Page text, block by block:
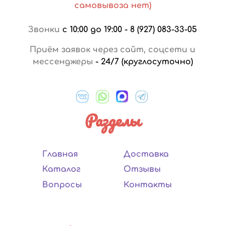
самовывоза нет)
Звонки с 10:00 до 19:00 - 8 (927) 083-33-05
Приём заявок через сайт, соцсети и
мессенджеры - 24/7 (круглосуточно)
Разделы
Главная
Каталог
Вопросы
Доставка
Отзывы
Контакты